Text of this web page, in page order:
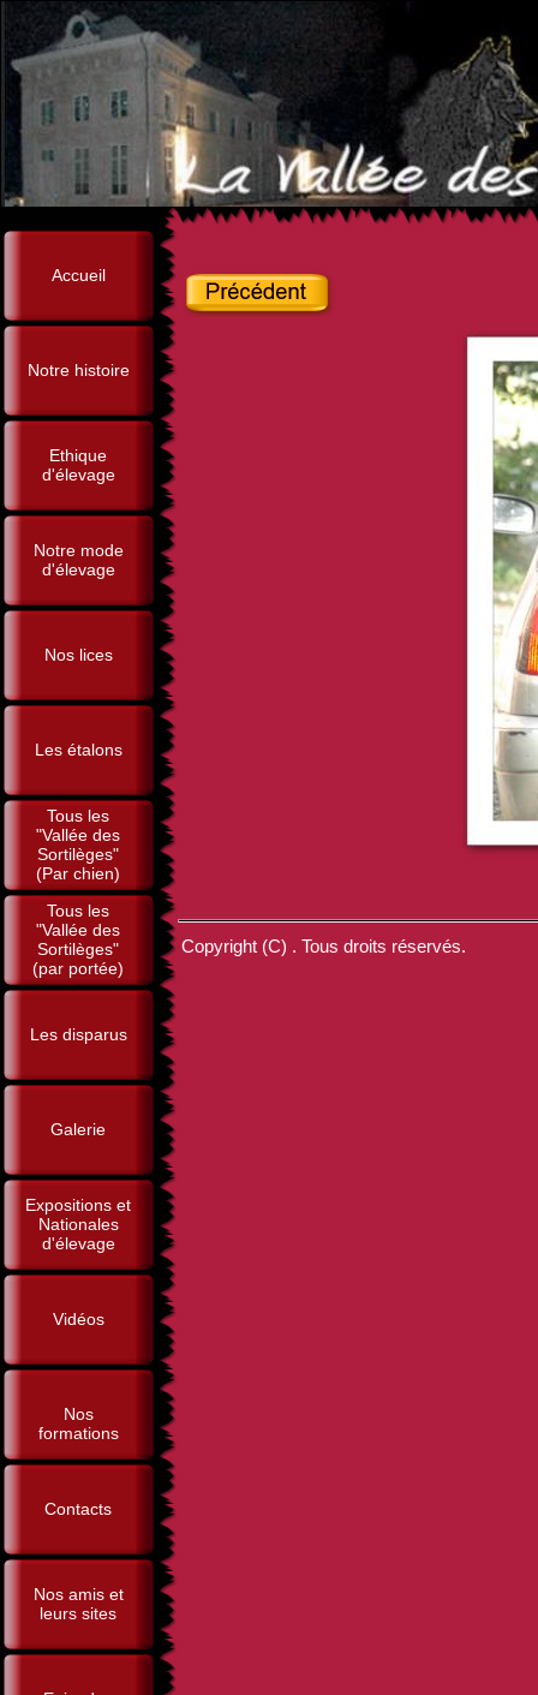
Accueil
Notre histoire
Ethique
d'élevage
Notre mode
d'élevage
Nos lices
Les étalons
Tous les
"Vallée des
Sortilèges"
(Par chien)
Tous les
"Vallée des
Sortilèges"
(par portée)
Les disparus
Galerie
Expositions et
Nationales
d'élevage
Vidéos
Nos
formations
Contacts
Nos amis et
leurs sites
Copyright (C) . Tous droits réservés.